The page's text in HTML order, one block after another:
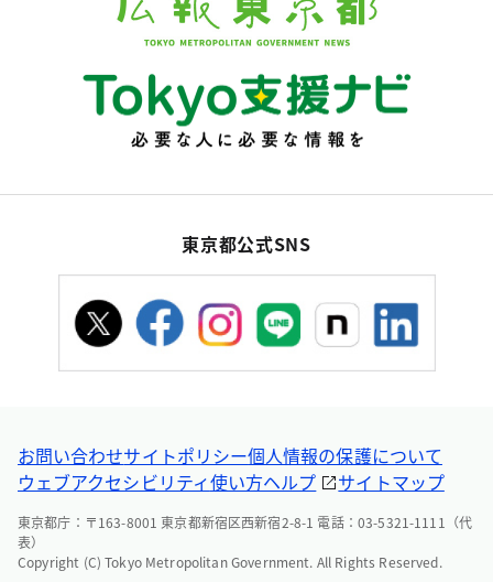
東京都公式SNS
お問い合わせサイトポリシー個人情報の保護について
ウェブアクセシビリティ使い方ヘルプ サイトマップ
東京都庁：〒163-8001 東京都新宿区西新宿2-8-1 電話：03-5321-1111（代
表）
Copyright (C) Tokyo Metropolitan Government. All Rights Reserved.